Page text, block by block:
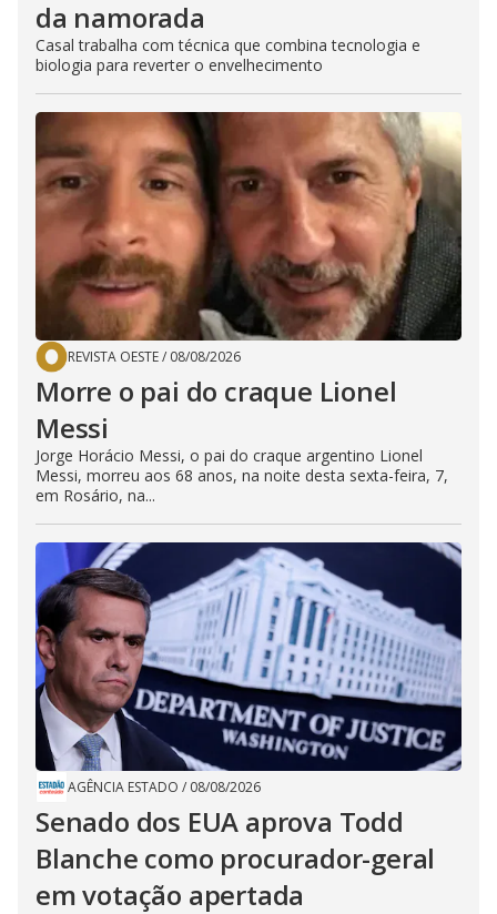
da namorada
Casal trabalha com técnica que combina tecnologia e
biologia para reverter o envelhecimento
REVISTA OESTE/ 08/08/2026
Morre o pai do craque Lionel
Messi
Jorge Horácio Messi, o pai do craque argentino Lionel
Messi, morreu aos 68 anos, na noite desta sexta-feira, 7,
em Rosário, na...
AGÊNCIA ESTADO / 08/08/2026
Senado dos EUA aprova Todd
Blanche como procurador-geral
em votação apertada